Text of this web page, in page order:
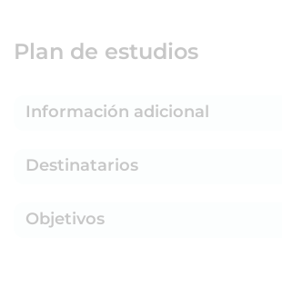
Plan de estudios
Información adicional
Destinatarios
Objetivos